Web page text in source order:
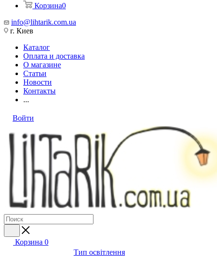
Корзина0
info@lihtarik.com.ua
г. Киев
Каталог
Оплата и доставка
О магазине
Статьи
Новости
Контакты
...
Войти
Корзина 0
Тип освітлення